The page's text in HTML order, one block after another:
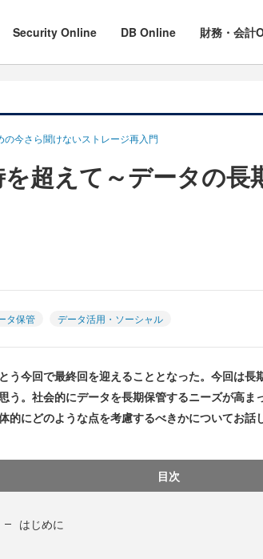
Security Online DB Online 財務・会計
の今さら聞けないストレージ再入門
超えて～データの長
タ保管 データ活用・ソーシャル
う今回で最終回を迎えることとなった。今回は長
う。社会的にデータを長期保管するニーズが高ま
的にどのような点を考慮するべきかについてお話
目次
はじめに